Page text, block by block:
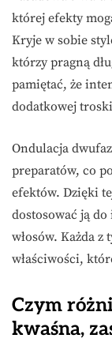
której efekty
Kryje w sobie
którzy pragną
pamiętać, że
dodatkowej
Ondulacja
preparatów, co
efektów. Dzięki
dostosować ją
włosów. Każda
właściwości,
Czym
kwaśna,